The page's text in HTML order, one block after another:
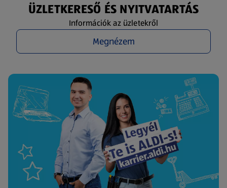
ÜZLETKERESŐ ÉS NYITVATARTÁS
Információk az üzletekről
Megnézem